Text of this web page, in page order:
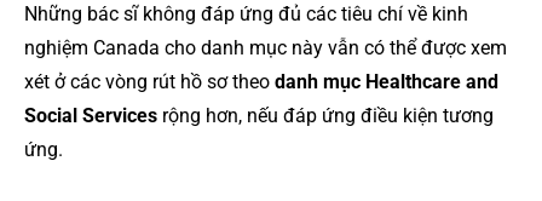
Những bác sĩ không đáp ứng đủ các tiêu chí về kinh
nghiệm Canada cho danh mục này vẫn có thể được xem
xét ở các vòng rút hồ sơ theo danh mục Healthcare and
Social Services rộng hơn, nếu đáp ứng điều kiện tương
ứng.